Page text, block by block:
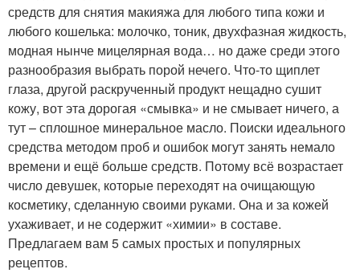
средств для снятия макияжа для любого типа кожи и
любого кошелька: молочко, тоник, двухфазная жидкость,
модная нынче мицелярная вода… но даже среди этого
разнообразия выбрать порой нечего. Что-то щиплет
глаза, другой раскрученный продукт нещадно сушит
кожу, вот эта дорогая «смывка» и не смывает ничего, а
тут – сплошное минеральное масло. Поиски идеального
средства методом проб и ошибок могут занять немало
времени и ещё больше средств. Потому всё возрастает
число девушек, которые переходят на очищающую
косметику, сделанную своими руками. Она и за кожей
ухаживает, и не содержит «химии» в составе.
Предлагаем вам 5 самых простых и популярных
рецептов.